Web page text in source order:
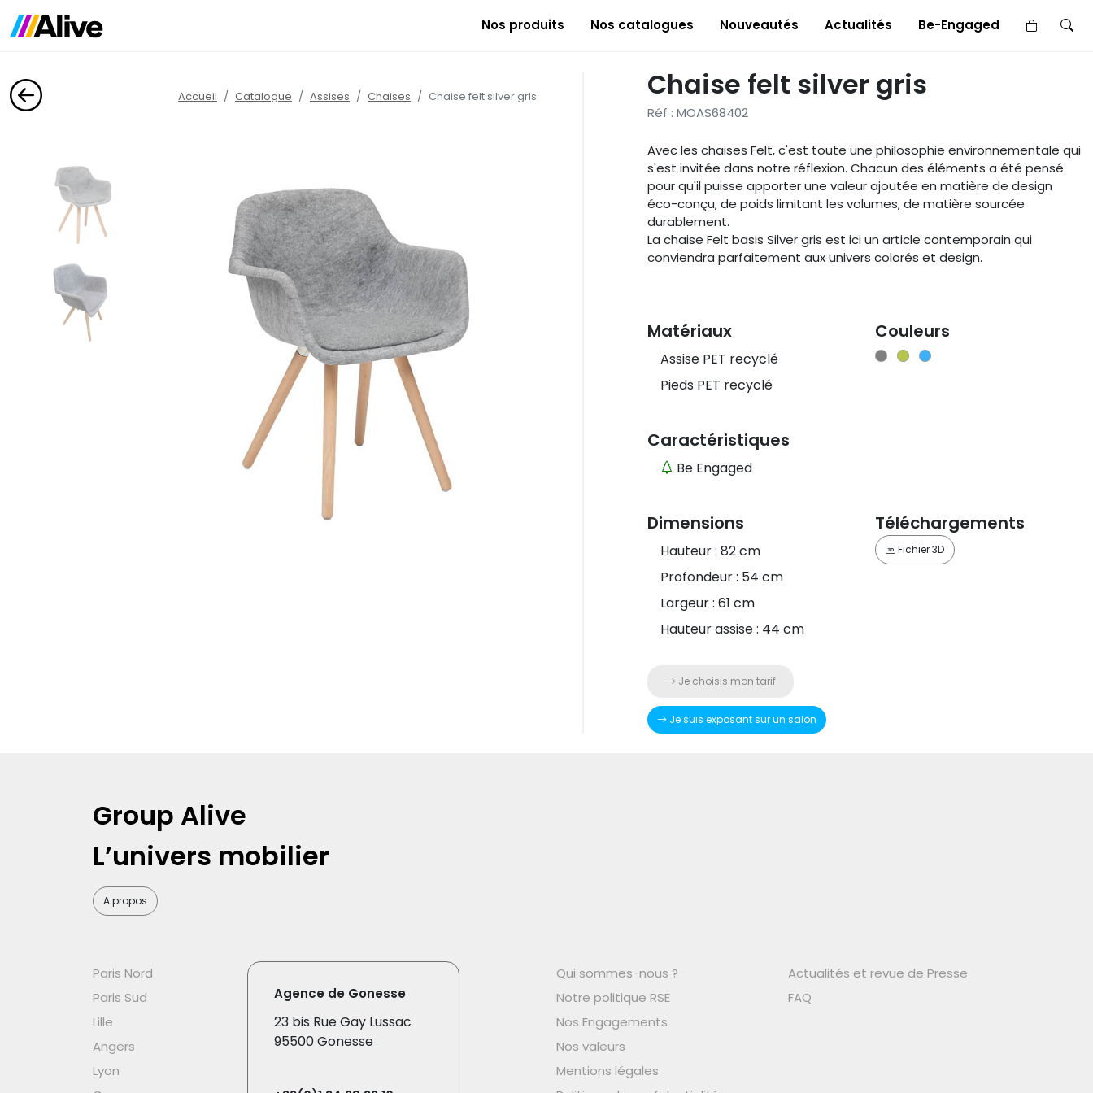
Nos produits Nos catalogues Nouveautés Actualités Be-Engaged ×
Accueil Catalogue Assises Chaises Chaise felt silver gris Chaise felt silver gris
Réf : MOAS68402
Avec les chaises Felt, c'est toute une philosophie environnementale qui
s'est invitée dans notre réflexion. Chacun des éléments a été pensé
pour qu'il puisse apporter une valeur ajoutée en matière de design
éco-conçu, de poids limitant les volumes, de matière sourcée
durablement.
La chaise Felt basis Silver gris est ici un article contemporain qui
conviendra parfaitement aux univers colorés et design.
Matériaux
Assise PET recyclé
Pieds PET recyclé
Caractéristiques
Be Engaged
Couleurs
Dimensions
Hauteur : 82 cm
Profondeur : 54 cm
Largeur : 61 cm
Hauteur assise : 44 cm
Je choisis mon tarif
Je suis exposant sur un salon
Téléchargements
Fichier 3D
Group Alive
L’univers mobilier
A propos
Paris Nord
Paris Sud
Lille
Angers
Lyon
Agence de Gonesse
23 bis Rue Gay Lussac
95500 Gonesse
Qui sommes-nous ?
Notre politique RSE
Nos Engagements
Nos valeurs
Mentions légales
Actualités et revue de Presse
FAQ